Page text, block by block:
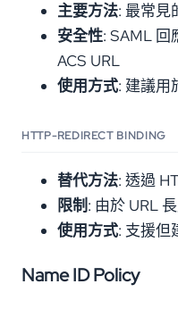
主要方法: 最常見
安全性: SAML 回
ACS URL
使用方式: 建議用
HTTP-REDIRECT BINDING
替代方法: 透過
限制: 由於 URL
使用方式: 支援但
Name ID Policy